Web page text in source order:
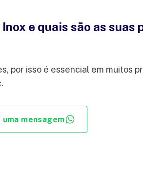
e quais são as suas
por isso é essencial em muitos
uma mensagem